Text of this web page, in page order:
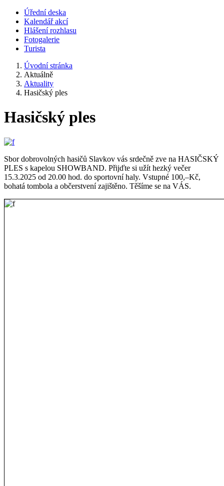
Úřední deska
Kalendář akcí
Hlášení rozhlasu
Fotogalerie
Turista
Úvodní stránka
Aktuálně
Aktuality
Hasičský ples
Hasičský ples
Sbor dobrovolných hasičů Slavkov vás srdečně zve na HASIČSKÝ
PLES s kapelou SHOWBAND. Přijďte si užít hezký večer
15.3.2025 od 20.00 hod. do sportovní haly. Vstupné 100,–Kč,
bohatá tombola a občerstvení zajištěno. Těšíme se na VÁS.